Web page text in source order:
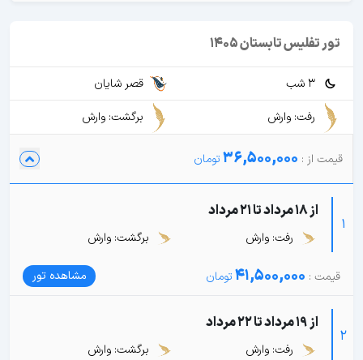
تور تفلیس تابستان 1405
3 شب
قصر شایان
رفت: وارش
برگشت: وارش
36,500,000
1
از 18 مرداد تا 21 مرداد
رفت: وارش برگشت: وارش
41,500,000 مشاهده تور
2
از 19 مرداد تا 22 مرداد
رفت: وارش برگشت: وارش